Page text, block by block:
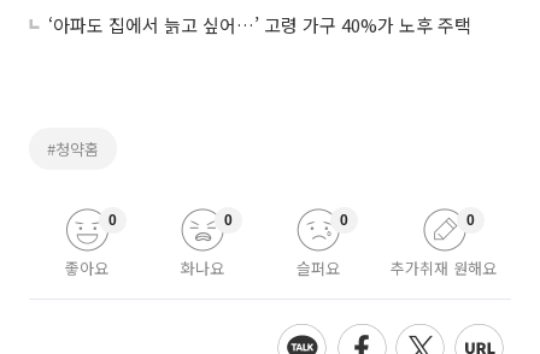
‘아파도 집에서 늙고 싶어…’ 고령 가구 40%가 노후 주택
#청약홈
좋아요
0
화나요
0
슬퍼요
0
추가취재 원해요
0